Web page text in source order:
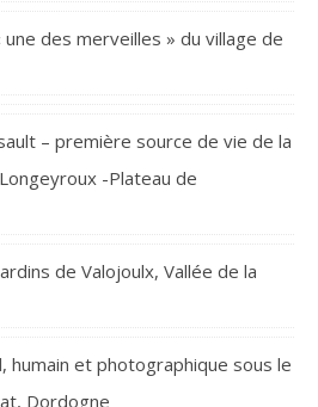
des merveilles » du village de
– première source de vie de la
-Plateau de
de Valojoulx, Vallée de la
humain et photographique sous le
Dordogne